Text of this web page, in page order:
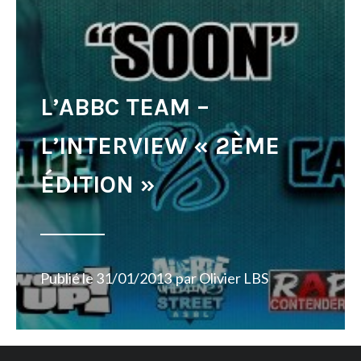
L’ABBC TEAM –
L’INTERVIEW « 2ÈME
ÉDITION »
Publié le 31/01/2013 parOlivier LBS